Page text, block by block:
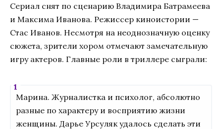
Сериал снят по сценарию Владимира Батрамеева
и Максима Иванова. Режиссер киноистории —
Стас Иванов. Несмотря на неоднозначную оценку
сюжета, зрители хором отмечают замечательную
игру актеров. Главные роли в триллере сыграли:
Марина. Журналистка и психолог, абсолютно
разные по характеру и восприятию жизни
женщины. Дарье Урсуляк удалось сделать эти